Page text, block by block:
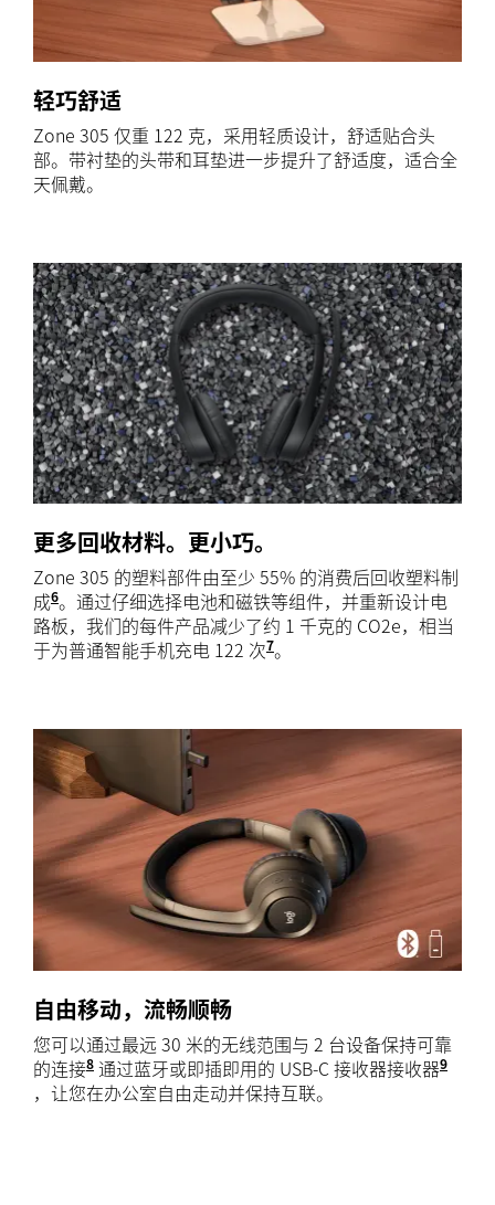
轻巧舒适
Zone 305 仅重 122 克，采用轻质设计，舒适贴合头
部。带衬垫的头带和耳垫进一步提升了舒适度，适合全
天佩戴。
更多回收材料。更小巧。
Zone 305 的塑料部件由至少 55% 的消费后回收塑料制
成6305 区塑料含量：55% 回收塑料，不包括线缆、接收器
。通过仔细选择电池和磁铁等组件，并重新设计电
路板，我们的每件产品减少了约 1 千克的 CO2e，相当
于为普通智能手机充电 122 次7资料来源和计算结果：
。
自由移动，流畅顺畅
您可以通过最远 30 米的无线范围与 2 台设备保持可靠
的连接8 采用无遮挡视线。无线接收范围因工作环境和电脑
通过蓝牙或即插即用的 USB-C 接收器接收器9
，让您在办公室自由走动并保持互联。